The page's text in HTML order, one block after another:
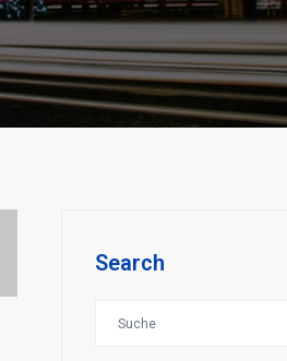
Search